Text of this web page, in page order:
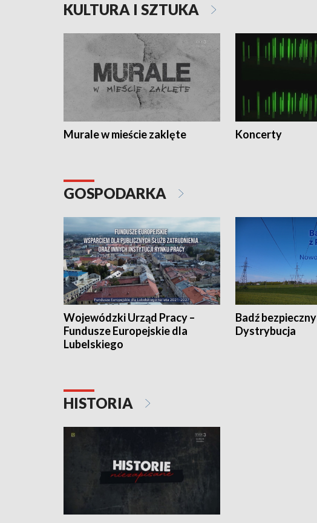
KULTURA I SZTUKA
Murale w mieście zaklęte Koncerty
GOSPODARKA
Wojewódzki Urząd Pracy –
Fundusze Europejskie dla
Lubelskiego
Badź bezpieczny
Dystrybucja
HISTORIA